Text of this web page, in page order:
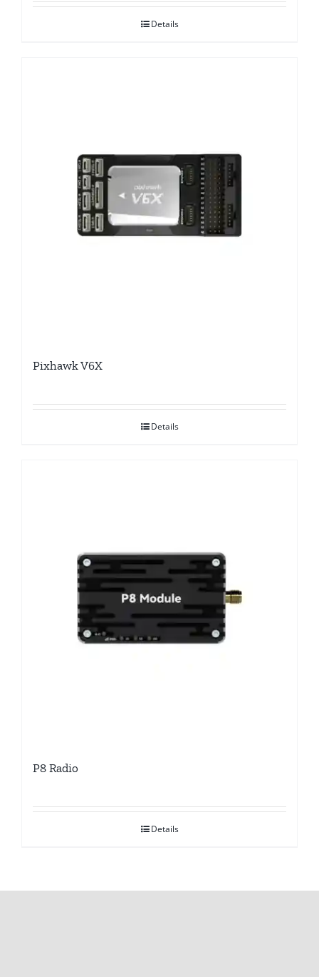
Details
Pixhawk V6X
Details
P8 Radio
Details